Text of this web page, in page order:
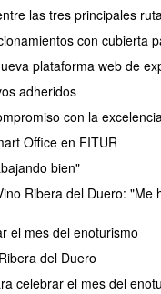
las tres principales
con cubierta
plataforma web de
adheridos
con la
Office en FITUR
bien"
Ribera del Duero:
el mes del enoturismo
del Duero
celebrar el mes del